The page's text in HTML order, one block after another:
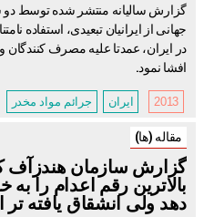
گزارش سالیانه منتشر شده توسط دو
جهانی از ایرانیان تبعیدی، استفاده
در ایران، عمدتا علیه مصرف کنندگان
افشا نمود.
2013 ایران جرائم مواد مخدر
مقاله (ها)
گزارش سازمان هندزآف
بالاترین رقم اعدام را
دهد ولی انشقاق یافته